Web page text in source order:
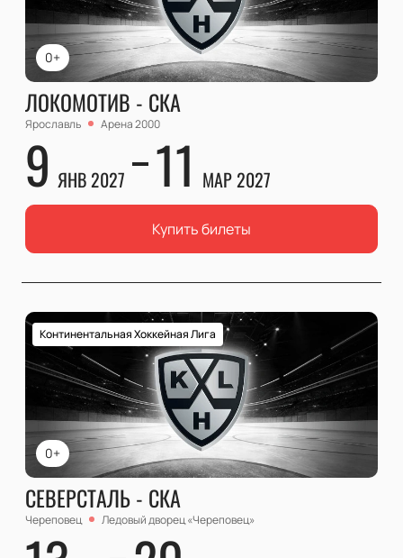
0+
ЛОКОМОТИВ - СКА
Ярославль Арена 2000
9 ЯНВ 2027 11 МАР 2027
Купить билеты
0+
Континентальная Хоккейная Лига
СЕВЕРСТАЛЬ - СКА
Череповец Ледовый дворец «Череповец»